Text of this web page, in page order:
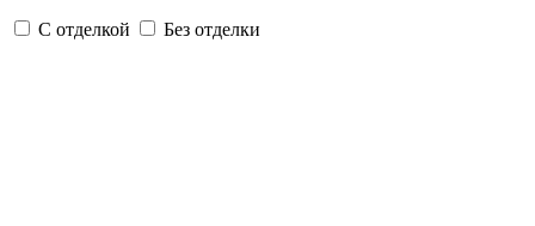
С отделкой Без отделки